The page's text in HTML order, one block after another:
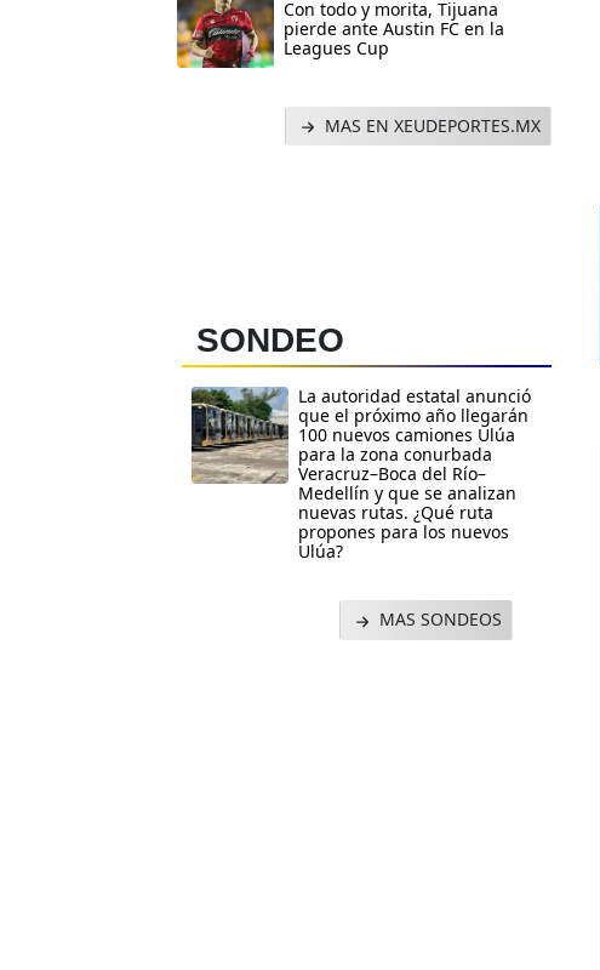
Con todo y morita, Tijuana
pierde ante Austin FC en la
Leagues Cup
MAS EN XEUDEPORTES.MX
SONDEO
La autoridad estatal anunció
que el próximo año llegarán
100 nuevos camiones Ulúa
para la zona conurbada
Veracruz–Boca del Río–
Medellín y que se analizan
nuevas rutas. ¿Qué ruta
propones para los nuevos
Ulúa?
MAS SONDEOS